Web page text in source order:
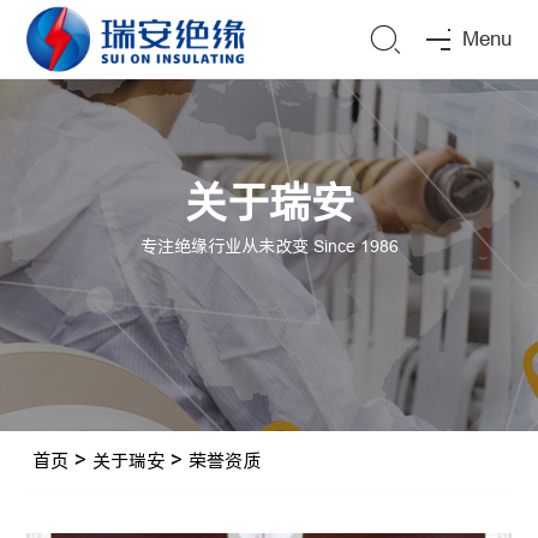
Menu
关于瑞安
专注绝缘行业从未改变 Since 1986
首页 > 关于瑞安 > 荣誉资质